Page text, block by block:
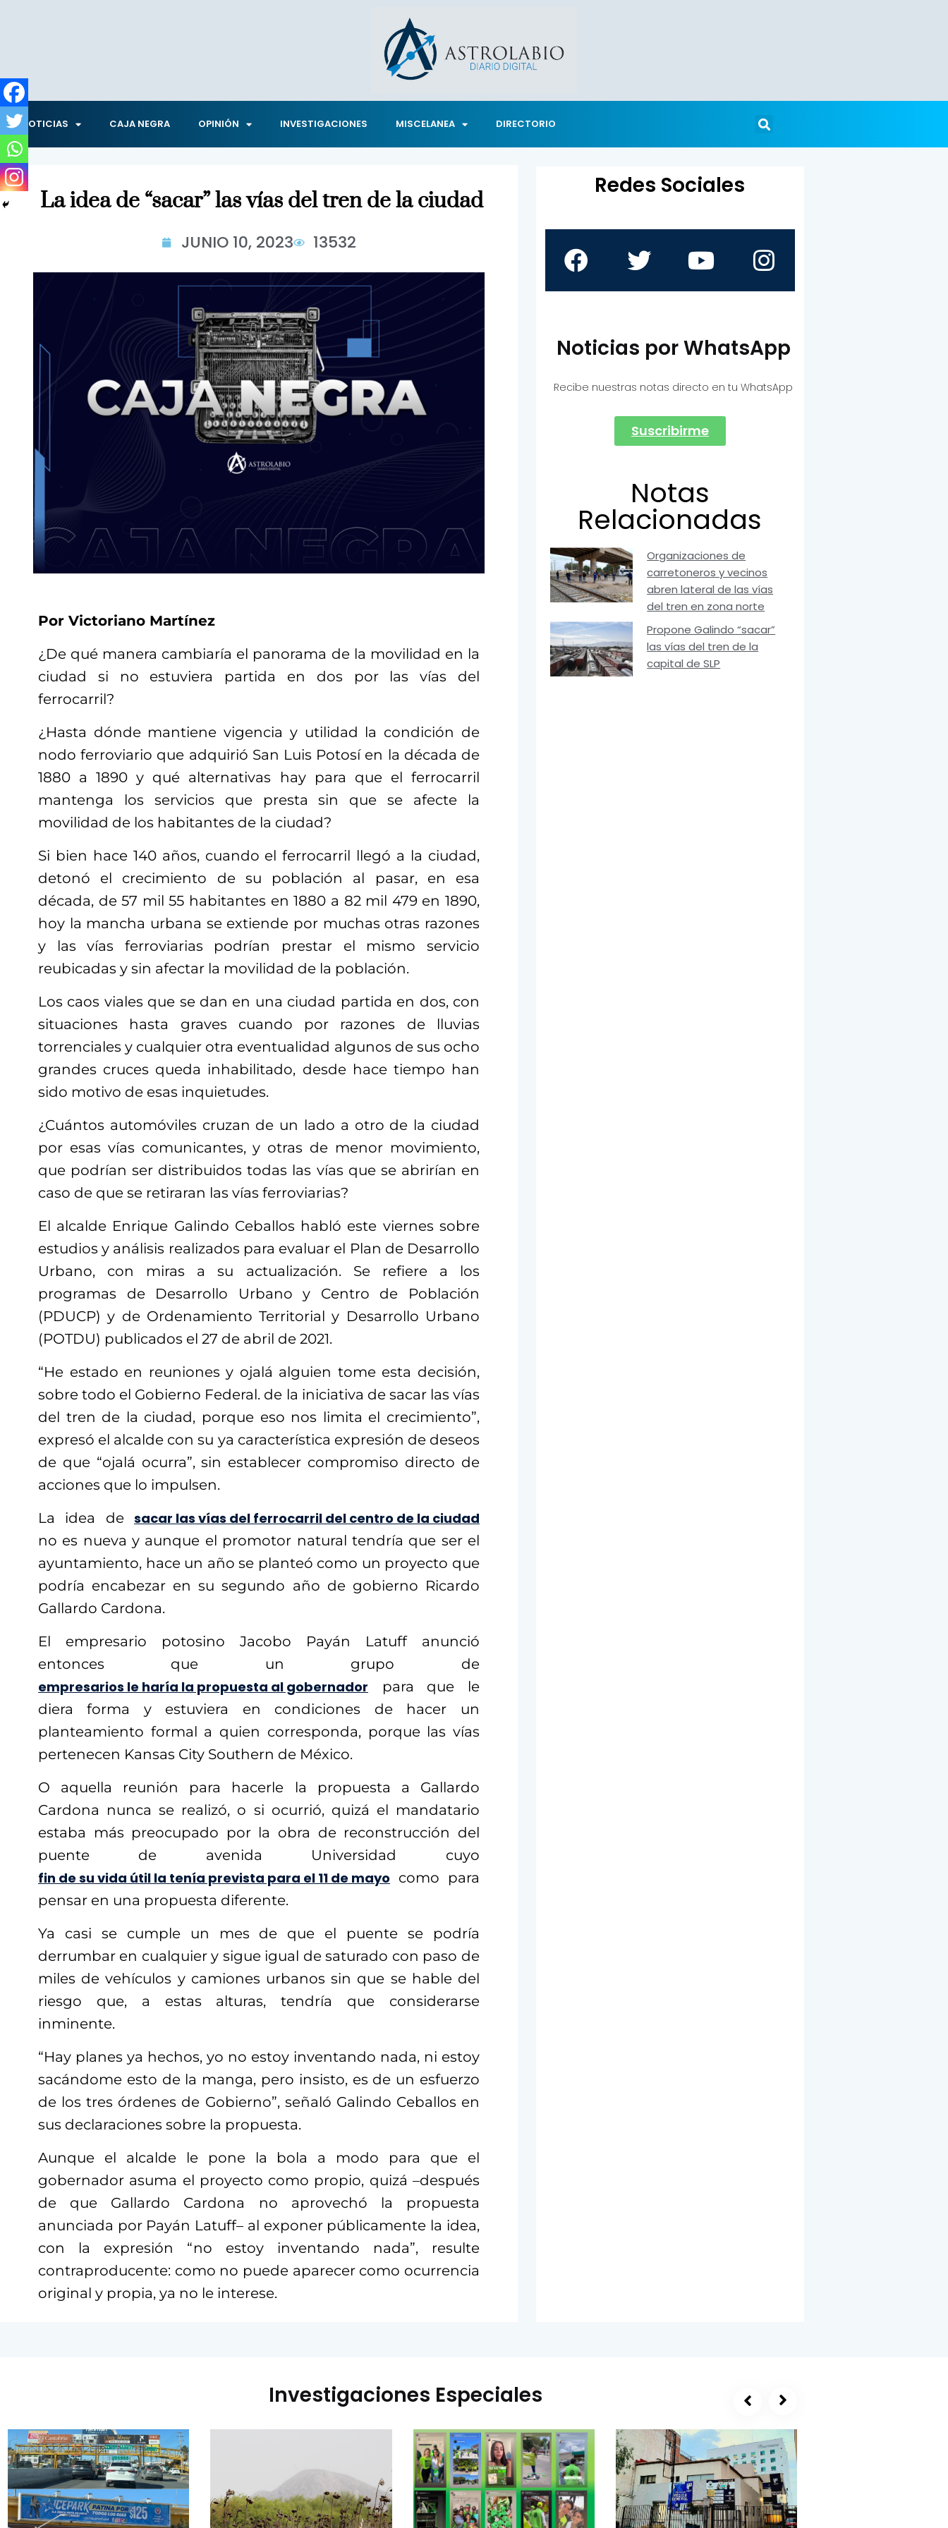
NOTICIAS CAJA NEGRA OPINIÓN INVESTIGACIONES MISCELANEA DIRECTORIO
La idea de “sacar” las vías del tren de la ciudad
JUNIO 10, 2023 13532
Por Victoriano Martínez
¿De qué manera cambiaría el panorama de la movilidad en la
ciudad si no estuviera partida en dos por las vías del
ferrocarril?
¿Hasta dónde mantiene vigencia y utilidad la condición de
nodo ferroviario que adquirió San Luis Potosí en la década de
1880 a 1890 y qué alternativas hay para que el ferrocarril
mantenga los servicios que presta sin que se afecte la
movilidad de los habitantes de la ciudad?
Si bien hace 140 años, cuando el ferrocarril llegó a la ciudad,
detonó el crecimiento de su población al pasar, en esa
década, de 57 mil 55 habitantes en 1880 a 82 mil 479 en 1890,
hoy la mancha urbana se extiende por muchas otras razones
y las vías ferroviarias podrían prestar el mismo servicio
reubicadas y sin afectar la movilidad de la población.
Los caos viales que se dan en una ciudad partida en dos, con
situaciones hasta graves cuando por razones de lluvias
torrenciales y cualquier otra eventualidad algunos de sus ocho
grandes cruces queda inhabilitado, desde hace tiempo han
sido motivo de esas inquietudes.
¿Cuántos automóviles cruzan de un lado a otro de la ciudad
por esas vías comunicantes, y otras de menor movimiento,
que podrían ser distribuidos todas las vías que se abrirían en
caso de que se retiraran las vías ferroviarias?
El alcalde Enrique Galindo Ceballos habló este viernes sobre
estudios y análisis realizados para evaluar el Plan de Desarrollo
Urbano, con miras a su actualización. Se refiere a los
programas de Desarrollo Urbano y Centro de Población
(PDUCP) y de Ordenamiento Territorial y Desarrollo Urbano
(POTDU) publicados el 27 de abril de 2021.
“He estado en reuniones y ojalá alguien tome esta decisión,
sobre todo el Gobierno Federal. de la iniciativa de sacar las vías
del tren de la ciudad, porque eso nos limita el crecimiento”,
expresó el alcalde con su ya característica expresión de deseos
de que “ojalá ocurra”, sin establecer compromiso directo de
acciones que lo impulsen.
La idea de sacar las vías del ferrocarril del centro de la ciudad
no es nueva y aunque el promotor natural tendría que ser el
ayuntamiento, hace un año se planteó como un proyecto que
podría encabezar en su segundo año de gobierno Ricardo
Gallardo Cardona.
El empresario potosino Jacobo Payán Latuff anunció
entonces que un grupo de
empresarios le haría la propuesta al gobernador
para que le
diera forma y estuviera en condiciones de hacer un
planteamiento formal a quien corresponda, porque las vías
pertenecen Kansas City Southern de México.
O aquella reunión para hacerle la propuesta a Gallardo
Cardona nunca se realizó, o si ocurrió, quizá el mandatario
estaba más preocupado por la obra de reconstrucción del
puente de avenida Universidad cuyo
fin de su vida útil la tenía prevista para el 11 de mayo como para
pensar en una propuesta diferente.
Ya casi se cumple un mes de que el puente se podría
derrumbar en cualquier y sigue igual de saturado con paso de
miles de vehículos y camiones urbanos sin que se hable del
riesgo que, a estas alturas, tendría que considerarse
inminente.
“Hay planes ya hechos, yo no estoy inventando nada, ni estoy
sacándome esto de la manga, pero insisto, es de un esfuerzo
de los tres órdenes de Gobierno”, señaló Galindo Ceballos en
sus declaraciones sobre la propuesta.
Aunque el alcalde le pone la bola a modo para que el
gobernador asuma el proyecto como propio, quizá –después
de que Gallardo Cardona no aprovechó la propuesta
anunciada por Payán Latuff– al exponer públicamente la idea,
con la expresión “no estoy inventando nada”, resulte
contraproducente: como no puede aparecer como ocurrencia
original y propia, ya no le interese.
Redes Sociales
Noticias por WhatsApp
Recibe nuestras notas directo en tu WhatsApp
Suscribirme
Notas
Relacionadas
Organizaciones de
carretoneros y vecinos
abren lateral de las vías
del tren en zona norte
Propone Galindo “sacar”
las vías del tren de la
capital de SLP
Investigaciones Especiales